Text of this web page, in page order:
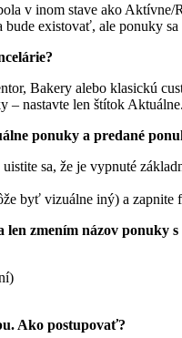
v inom stave ako Aktívne/
bude existovať, ale ponuky
Bakery alebo klasickú
– nastavte len štítok Aktuálne.
ponuky a predané
sa, že je vypnuté
byť vizuálne iný) a
zmením názov ponuky
Ako postupovať?